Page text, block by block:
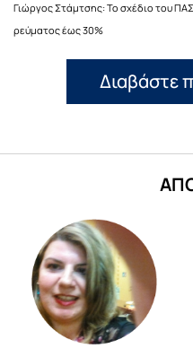
Γιώργος Στάμτσης: Το σχέδιο του
ρεύματος έως 30%
Διαβάστε